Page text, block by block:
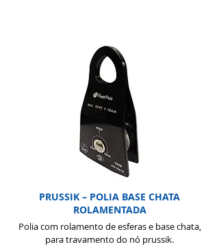
PRUSSIK – POLIA BASE CHATA
ROLAMENTADA
Polia com rolamento de esferas e base chata,
para travamento do nó prussik.